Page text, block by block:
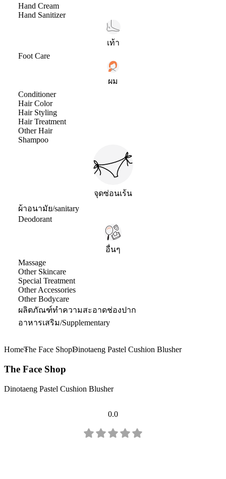
Hand Cream
Hand Sanitizer
เท้า
Foot Care
ผม
Conditioner
Hair Color
Hair Styling
Hair Treatment
Other Hair
Shampoo
จุดซ่อนเร้น
ผ้าอนามัย/sanitary
Deodorant
อื่นๆ
Massage
Other Skincare
Special Treatment
Other Accessories
Other Bodycare
ผลิตภัณฑ์ทำความสะอาดช่องปาก
อาหารเสริม/Supplementary
HomeThe Face ShopDinotaeng Pastel Cushion Blusher
The Face Shop
Dinotaeng Pastel Cushion Blusher
0.0